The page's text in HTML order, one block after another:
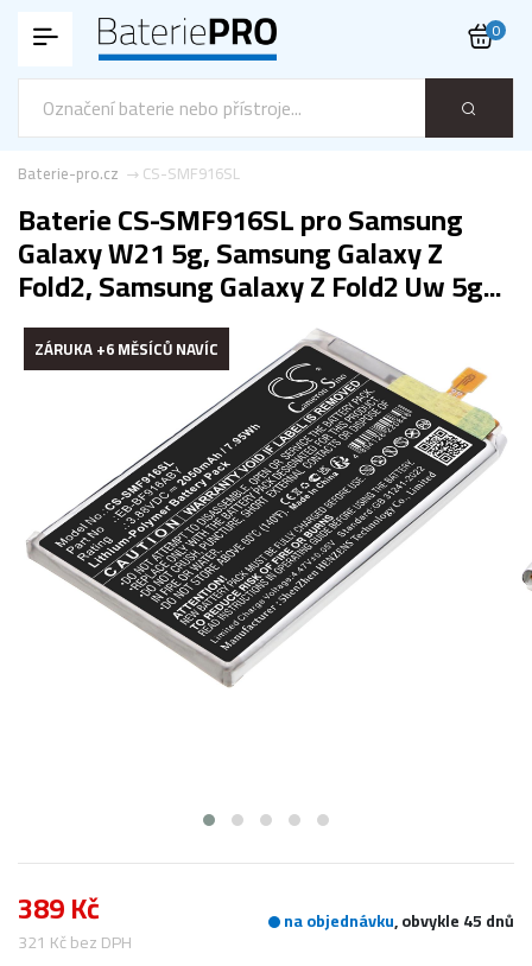
0
CS-SMF916SL
Baterie-pro.cz
Baterie CS-SMF916SL pro Samsung
Galaxy W21 5g, Samsung Galaxy Z
Fold2, Samsung Galaxy Z Fold2 Uw 5g...
ZÁRUKA +6 MĚSÍCŮ NAVÍC
389 Kč
321 Kč bez DPH
na objednávku, obvykle 45 dnů